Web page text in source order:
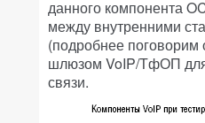
данного компонента
между внутренними
(подробнее поговорим
шлюзом VoIP/ТфОП
связи.